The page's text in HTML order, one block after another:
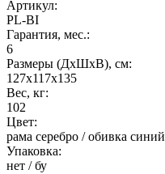
Артикул:
PL-BI
Гарантия, мес.:
6
Размеры (ДхШхВ), см:
127x117x135
Вес, кг:
102
Цвет:
рама серебро / обивка синий
Упаковка:
нет / бу